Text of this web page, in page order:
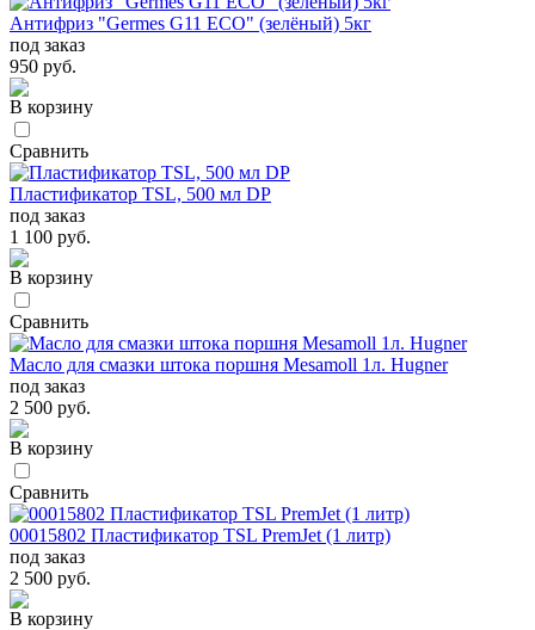
Антифриз "Germes G11 ECO" (зелёный) 5кг
под заказ
950 руб.
В корзину
Сравнить
Пластификатор TSL, 500 мл DP
под заказ
1 100 руб.
В корзину
Сравнить
Масло для смазки штока поршня Mesamoll 1л. Hugner
под заказ
2 500 руб.
В корзину
Сравнить
00015802 Пластификатор TSL PremJet (1 литр)
под заказ
2 500 руб.
В корзину